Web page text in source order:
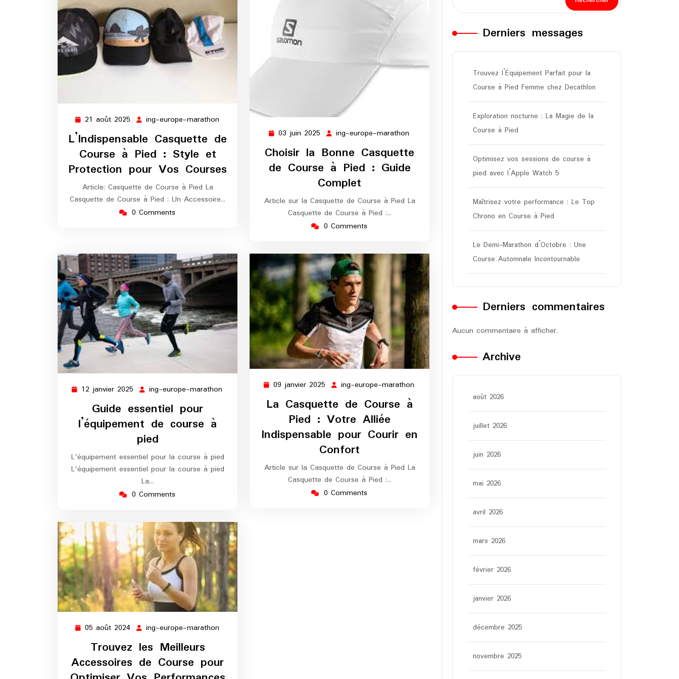
21 août 2025 21
août
2025
ing-europe-marathon
europe-
marathon
L’Indispensable Casquette de
Course à Pied : Style et
Protection pour Vos Courses
Article: Casquette de Course à Pied La
Casquette de Course à Pied : Un Accessoire…
0 Comments
03 juin 2025 03
juin
2025
ing-europe-marathon
marathon
Choisir la Bonne Casquette
de Course à Pied : Guide
Complet
Article sur la Casquette de Course à Pied La
Casquette de Course à Pied :…
0 Comments
12 janvier 2025 12
2025
ing-europe-marathon
Guide essentiel pour
l’équipement de course à
pied
L'équipement essentiel pour la course à pied
L'équipement essentiel pour la course à pied
La…
0 Comments
09 janvier 2025 09
janvier
2025
ing-europe-marathon
La Casquette de Course à
Pied : Votre Alliée
Indispensable pour Courir en
Confort
Article sur la Casquette de Course à Pied La
Casquette de Course à Pied :…
0 Comments
05 août 2024 05
août
2024
ing-europe-marathon
Trouvez les Meilleurs
Accessoires de Course pour
Derniers messages
Trouvez l’Équipement Parfait pour la
Course à Pied Femme chez Decathlon
Exploration nocturne : La Magie de la
Course à Pied
Optimisez vos sessions de course à
pied avec l’Apple Watch 5
Maîtrisez votre performance : Le Top
Chrono en Course à Pied
Le Demi-Marathon d’Octobre : Une
Course Automnale Incontournable
Derniers commentaires
Aucun commentaire à afficher.
Archive
août 2026
juillet 2026
juin 2026
mai 2026
avril 2026
mars 2026
février 2026
janvier 2026
décembre 2025
novembre 2025